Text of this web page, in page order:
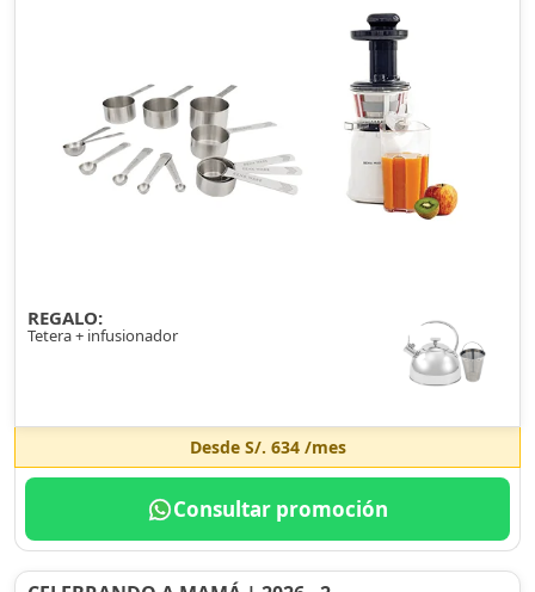
REGALO:
Tetera + infusionador
Desde S/. 634/mes
Consultar promoción